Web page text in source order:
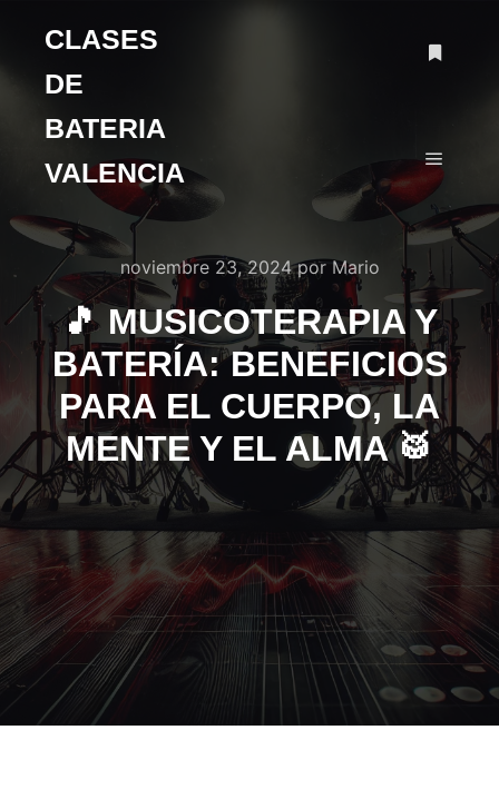
CLASES
DE
BATERIA
VALENCIA
noviembre 23, 2024por Mario
🎵 MUSICOTERAPIA Y
BATERÍA: BENEFICIOS
PARA EL CUERPO, LA
MENTE Y EL ALMA 🥁